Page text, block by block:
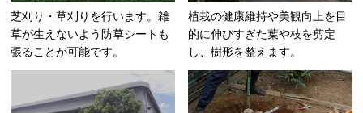
芝刈り・草刈りを行います。雑
草が生えないよう防草シートも
張ることが可能です。
植栽の健康維持や美観向上を目
的に伸びすぎた葉や枝を剪定
し、樹形を整えます。